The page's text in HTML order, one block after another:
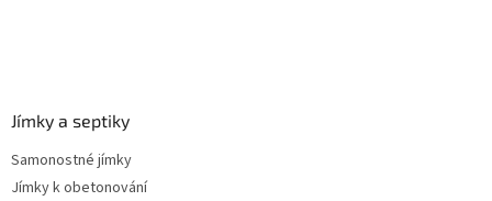
Jímky a septiky
Samonostné jímky
Jímky k obetonování